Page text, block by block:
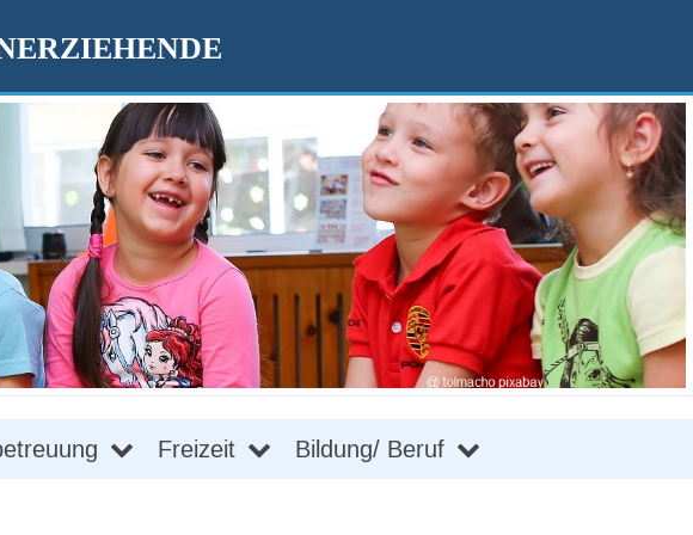
Freizeit Bildung/ Beruf